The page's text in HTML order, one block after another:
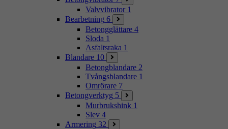
Valvvibrator 1
Bearbetning 6
Betongglättare 4
Sloda 1
Asfaltsraka 1
Blandare 10
Betongblandare 2
Tvångsblandare 1
Omrörare 7
Betongverktyg 5
Murbrukshink 1
Slev 4
Armering 32